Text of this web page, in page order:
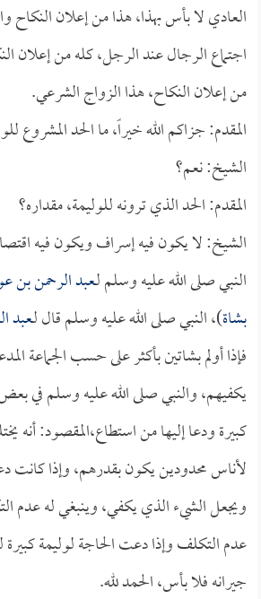
العادي لا بأس بهذا، هذا من إعلان النكاح
اجتماع الرجال عند الرجل، كله من إعلان
من إعلان النكاح، هذا الزواج الشرعي.
المقدم: جزاكم الله خيراً، ما الحد المشروع
الشيخ: نعم؟
المقدم: الحد الذي ترونه للوليمة، مقداره؟
الشيخ: لا يكون فيه إسراف ويكون فيه
النبي صلى الله عليه وسلم لـعبد الرحمن بن
بشاة)، النبي صلى الله عليه وسلم قال لـعبد
فإذا أولم بشاتين بأكثر على حسب الجماعة
يكفيهم، والنبي صلى الله عليه وسلم في بعض
كبيرة ودعا إليها من استطاع،المقصود: أنه
لأناس محدودين يكون بقدرهم، وإذا كانت
ويجعل الشيء الذي يكفي، وينبغي له عدم
عدم التكلف وإذا دعت الحاجة لوليمة كبيرة
جيرانه فلا بأس، الحمد لله.